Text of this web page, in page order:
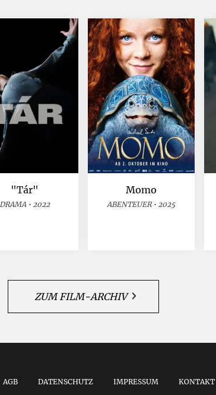
"Tár"
DRAMA • 2022
Momo
ABENTEUER • 2025
ZUM FILM-ARCHIV
AGB DATENSCHUTZ IMPRESSUM KONTAKT